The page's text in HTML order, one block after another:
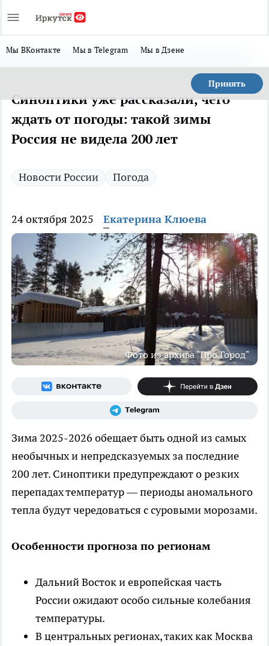
Мы ВКонтакте Мы в Telegram Мы в Дзене
Принять
Синоптики уже рассказали, чего
ждать от погоды: такой зимы
Россия не видела 200 лет
Новости России Погода
24 октября 2025 Екатерина Клюева
Фото из архива "Про Город"
Зима 2025-2026 обещает быть одной из самых
необычных и непредсказуемых за последние
200 лет. Синоптики предупреждают о резких
перепадах температур — периоды аномального
тепла будут чередоваться с суровыми морозами.
Особенности прогноза по регионам
Дальний Восток и европейская часть
России ожидают особо сильные колебания
температуры.
В центральных регионах, таких как Москва